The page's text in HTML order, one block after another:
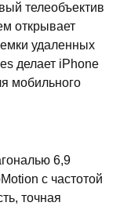
телеобъектив
открывает
удаленных
делает iPhone
мобильного
6,9
с частотой
точная